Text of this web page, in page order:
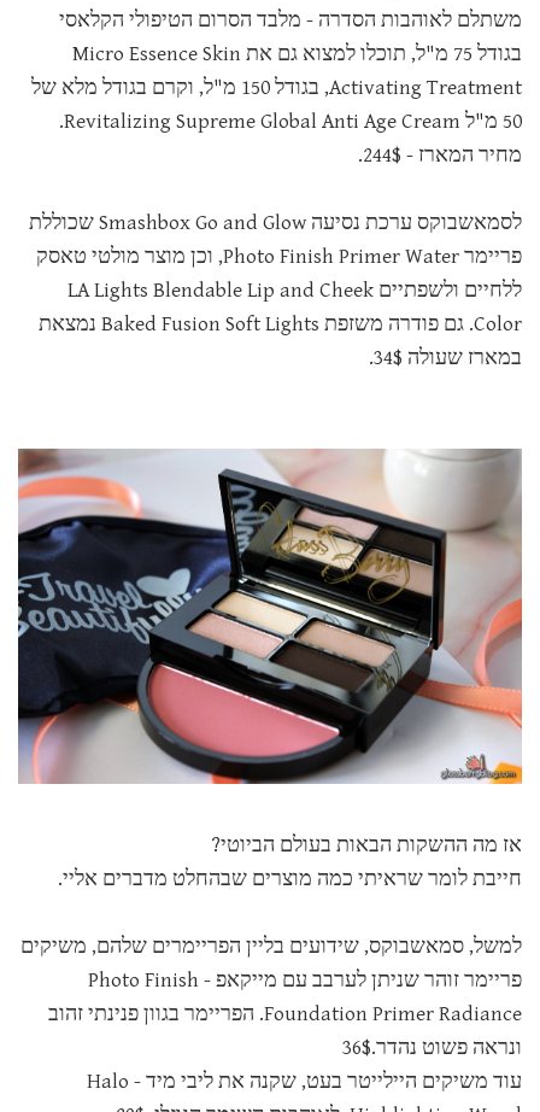
משתלם לאוהבות הסדרה - מלבד הסרום הטיפולי הקלאסי
בגודל 75 מ"ל, תוכלו למצוא גם את Micro Essence Skin
Activating Treatment, בגודל 150 מ"ל, וקרם בגודל מלא של
50 מ"ל Revitalizing Supreme Global Anti Age Cream.
מחיר המארז - 244$.
לסמאשבוקס ערכת נסיעה Smashbox Go and Glow שכוללת
פריימר Photo Finish Primer Water, וכן מוצר מולטי טאסק
ללחיים ולשפתיים LA Lights Blendable Lip and Cheek
Color. גם פודרה משזפת Baked Fusion Soft Lights נמצאת
במארז שעולה 34$.
אז מה ההשקות הבאות בעולם הביוטי?
חייבת לומר שראיתי כמה מוצרים שבהחלט מדברים אליי.
למשל, סמאשבוקס, שידועים בליין הפריימרים שלהם, משיקים
פריימר זוהר שניתן לערבב עם מייקאפ - Photo Finish
Foundation Primer Radiance. הפריימר בגוון פנינתי זהוב
ונראה פשוט נהדר.36$
עוד משיקים היילייטר בעט, שקנה את ליבי מיד - Halo